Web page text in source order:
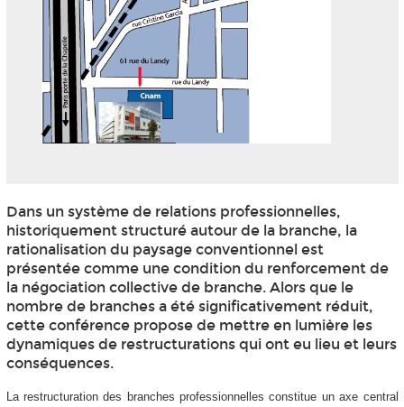
Dans un système de relations professionnelles,
historiquement structuré autour de la branche, la
rationalisation du paysage conventionnel est
présentée comme une condition du renforcement de
la négociation collective de branche. Alors que le
nombre de branches a été significativement réduit,
cette conférence propose de mettre en lumière les
dynamiques de restructurations qui ont eu lieu et leurs
conséquences.
La restructuration des branches professionnelles constitue un axe central